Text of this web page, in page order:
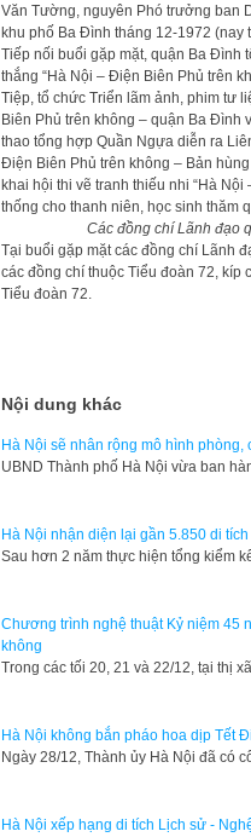
Văn Tường, nguyên Phó trưởng ban
khu phố Ba Đình tháng 12-1972 (nay
Tiếp nối buổi gặp mặt, quận Ba Đình
thắng “Hà Nội – Điện Biên Phủ trên
Tiệp, tổ chức Triển lãm ảnh, phim tư
Biên Phủ trên không – quận Ba Đình
thao tổng hợp Quần Ngựa diễn ra
Điện Biên Phủ trên không – Bản
khai hội thi vẽ tranh thiếu nhi “Hà
thống cho thanh niên, học sinh thăm
Các đồng chí Lãnh đạo
Tại buổi gặp mặt các đồng chí Lãnh
các đồng chí thuộc Tiểu đoàn 72, kíp
Tiểu đoàn 72.
Nội dung khác
Hà Nội sẽ nhân rộng mô hình
​UBND Thành phố Hà Nội vừa ban
Hà Nội nhận diện lại gần 5.850 di
Sau hơn 2 năm thực hiện tổng kiểm
Chương trình nghệ thuật Kỷ niệm 45
không
Trong các tối 20, 21 và 22/12, tại thị
Hà Nội không bắn pháo hoa dịp Tết
Ngày 28/12, Thành ủy Hà Nội đã có
Hà Nội xếp hạng di tích Lịch sử -